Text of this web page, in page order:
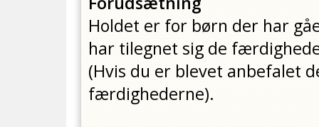
Holdet er for børn der har
har tilegnet sig de
(Hvis du er blevet anbefalet
færdighederne).